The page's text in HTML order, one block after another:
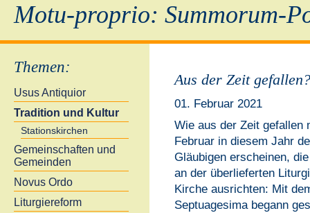
Motu-proprio: Summorum-
Themen:
Usus Antiquior
Tradition und Kultur
Stationskirchen
Gemeinschaften und
Gemeinden
Novus Ordo
Liturgiereform
Aus der Zeit gefallen?
01. Februar 2021
Wie aus der Zeit gefallen
Februar in diesem Jahr
Gläubigen erscheinen,
an der überlieferten
Kirche ausrichten: Mit
Septuagesima begann